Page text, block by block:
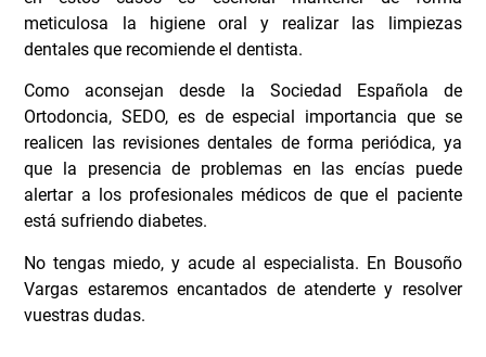
meticulosa la higiene oral y realizar las limpiezas
dentales que recomiende el dentista.
Como aconsejan desde
la Sociedad Española de
Ortodoncia, SEDO, es de especial importancia que se
realicen las revisiones dentales de forma periódica, ya
que la presencia de problemas en las encías puede
alertar a los profesionales médicos de que el paciente
está sufriendo diabetes.
No tengas miedo, y acude al especialista. En Bousoño
Vargas estaremos encantados de atenderte y resolver
vuestras dudas.